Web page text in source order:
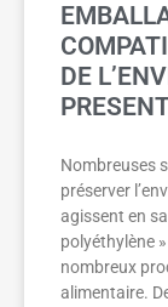
DE
Nombreuses
préserver
agissent en
polyéthylène
nombreux
alimentaire.